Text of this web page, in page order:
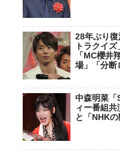
28年ぶり
トラクイ
「MC櫻井
場」「分断
中森明菜「
ィー番組
と「NHKの